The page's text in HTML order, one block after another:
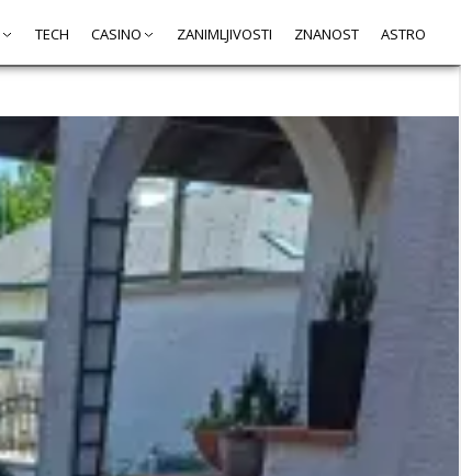
TECH CASINO ZANIMLJIVOSTI ZNANOST ASTRO